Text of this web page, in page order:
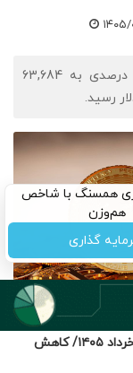
قیمت بیت‌کوین، تتر و اتریوم امروز پنجشنبه ۱۴ خرداد ۱۴۰۵/ کاهش